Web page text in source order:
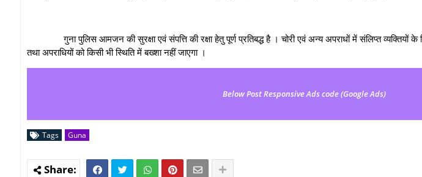
गुना पुलिस आमजन की सुरक्षा एवं संपत्ति की रक्षा हेतु पूर्ण प्रतिबद्ध है । चोरी एवं अन्य अपराधों में संलिप्त व्यक्तियों के
तथा अपराधियों को किसी भी स्थिति में बख्शा नहीं जाएगा ।
Below Post Responsive Ads code (Google Ads)
Tags Guna